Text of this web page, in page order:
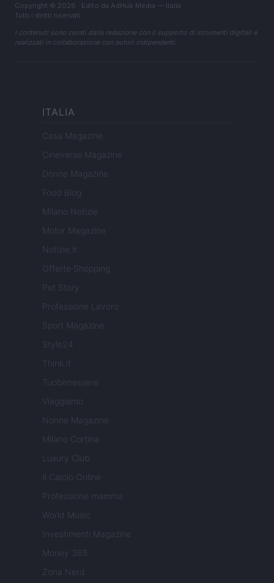
Copyright © 2026 · Edito da AdHub Media — Italia
Tutti i diritti riservati
I contenuti sono curati dalla redazione con il supporto di strumenti digitali e
realizzati in collaborazione con autori indipendenti.
ITALIA
Casa Magazine
Cineverse Magazine
Donne Magazine
Food Blog
Milano Notizie
Motor Magazine
Notizie.it
Offerte Shopping
Pet Story
Professione Lavoro
Sport Magazine
Style24
Think.it
Tuobenessere
Viaggiamo
Nonne Magazine
Milano Cortina
Luxury Club
Il Calcio Online
Professione mamma
World Music
Investimenti Magazine
Money 365
Zona Nerd